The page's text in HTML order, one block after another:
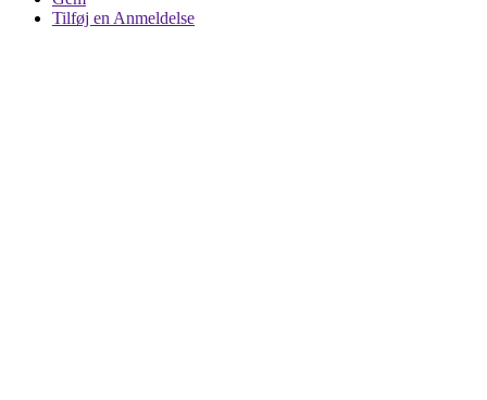
Tilføj en Anmeldelse